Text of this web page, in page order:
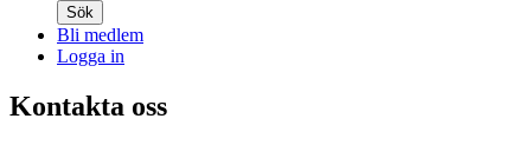
Sök
Bli medlem
Logga in
Kontakta oss